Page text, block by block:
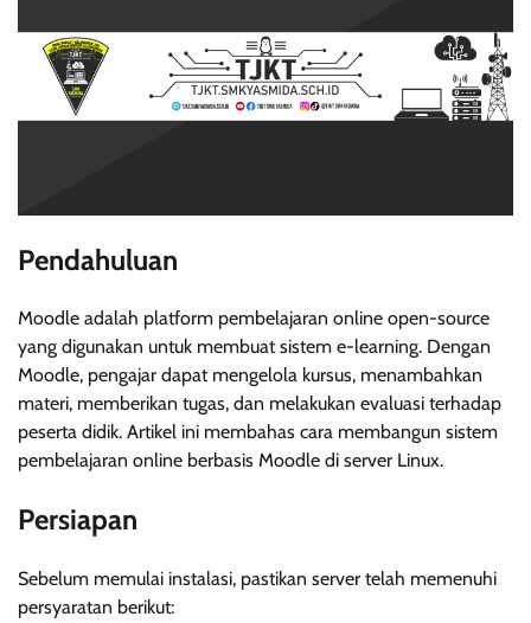
Pendahuluan
Moodle adalah platform pembelajaran online open-source
yang digunakan untuk membuat sistem e-learning. Dengan
Moodle, pengajar dapat mengelola kursus, menambahkan
materi, memberikan tugas, dan melakukan evaluasi terhadap
peserta didik. Artikel ini membahas cara membangun sistem
pembelajaran online berbasis Moodle di server Linux.
Persiapan
Sebelum memulai instalasi, pastikan server telah memenuhi
persyaratan berikut: